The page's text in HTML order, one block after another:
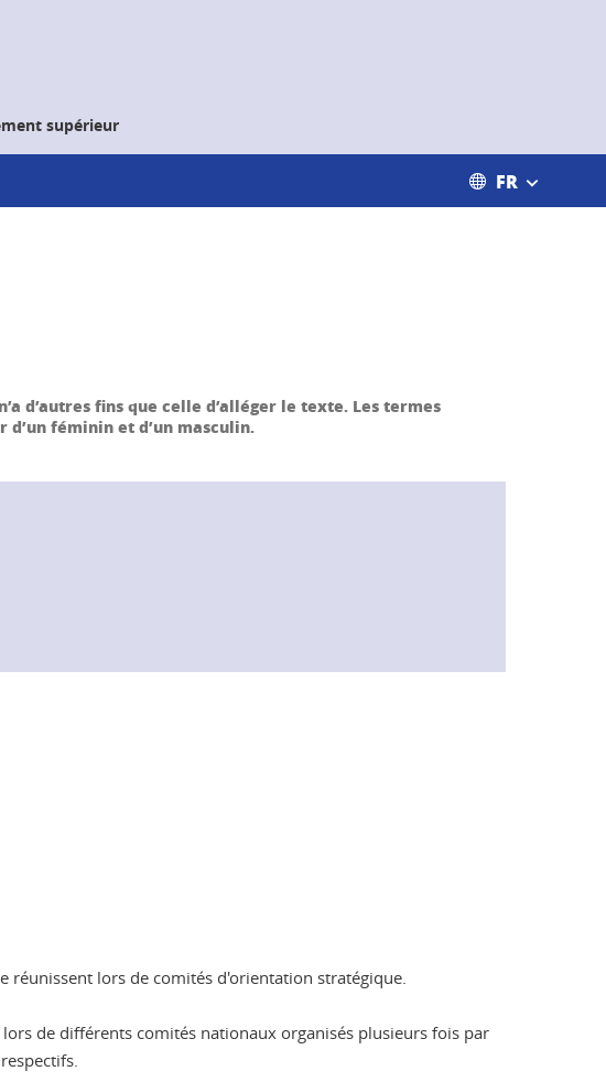
supérieur
FR
d’autres fins que celle d’alléger le texte. Les termes
féminin et d’un masculin.
réunissent lors de comités d'orientation stratégique.
de différents comités nationaux organisés plusieurs fois par